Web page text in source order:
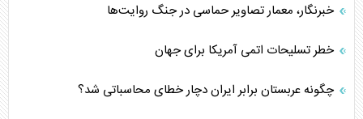
خبرنگار، معمار تصاویر حماسی در جنگ روایت‌ها
خطر تسلیحات اتمی آمریکا برای جهان
چگونه عربستان برابر ایران دچار خطای محاسباتی شد؟